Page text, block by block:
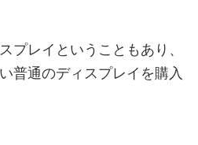
プレイということもあり、
普通のディスプレイを購入